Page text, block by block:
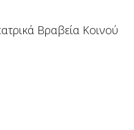
Βραβεία Κοινού